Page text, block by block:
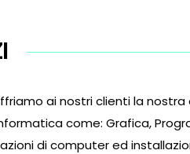
ai nostri clienti la
come: Grafica,
di computer ed